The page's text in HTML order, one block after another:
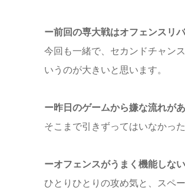
ー前回の専大戦はオフェンスリ
今回も一緒で、セカンドチャン
いうのが大きいと思います。
ー昨日のゲームから嫌な流れが
そこまで引きずってはいなかっ
ーオフェンスがうまく機能しな
ひとりひとりの攻め気と、スペ